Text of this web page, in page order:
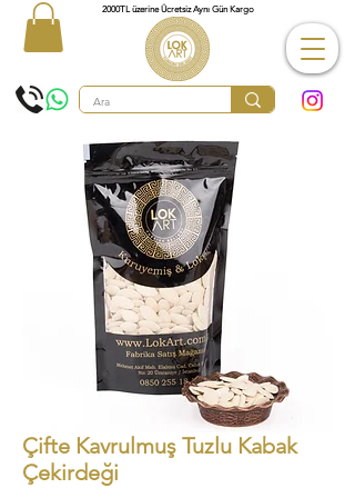
2000TL üzerine Ücretsiz Aynı Gün Kargo
Çifte Kavrulmuş Tuzlu Kabak
Çekirdeği